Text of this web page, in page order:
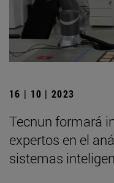
16 | 10 | 2023
Tecnun formará
expertos en el
sistemas